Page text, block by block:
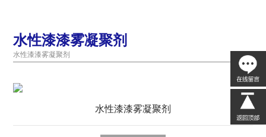
水性漆漆雾凝聚剂
水性漆漆雾凝聚剂
水性漆漆雾凝聚剂